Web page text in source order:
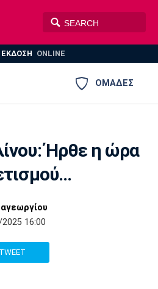
ONLINE
ΟΜΑΔΕΣ
ΑΕΚ
Ατρόμητος
Ήρθε η ώρα
16:00
TWEET